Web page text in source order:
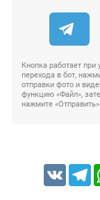
Кнопка работает
перехода в бот,
отправки фото и
функцию «Файл»,
нажмите «Отправить».
VK